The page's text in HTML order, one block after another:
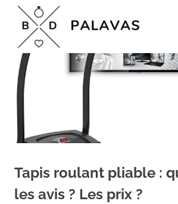
content
Le
rendez-
vous
détente
pour
toute
la
famille
Tapis roulant pliable :
les avis ? Les prix ?